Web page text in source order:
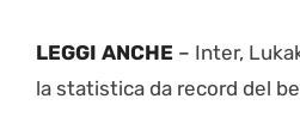
LEGGI ANCHE – Inter,
la statistica da record del